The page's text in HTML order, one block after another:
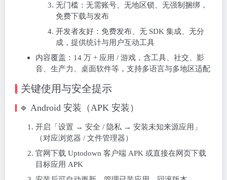
无门槛：无需账号、无地区锁、无强制捆绑，
免费下载与发布
开发者友好：免费发布、无 SDK 集成、无分
成，提供统计与用户互动工具
内容覆盖：14 万 + 应用 / 游戏，含工具、社交、影
音、生产力、桌面软件等，支持多语言与多地区适配
关键使用与安全提示
🔹 Android 安装（APK 安装）
开启「设置 → 安全 / 隐私 → 安装未知来源应用」
（对应浏览器 / 文件管理器）
官网下载 Uptodown 客户端 APK 或直接在网页下载
目标应用 APK